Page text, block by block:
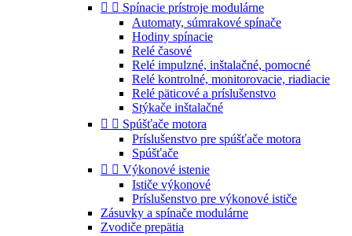
  Spínacie prístroje modulárne
Automaty, súmrakové spínače
Hodiny spínacie
Relé časové
Relé impulzné, inštalačné, pomocné
Relé kontrolné, monitorovacie, riadiacie
Relé päticové a príslušenstvo
Stýkače inštalačné
  Spúšťače motora
Príslušenstvo pre spúšťače motora
Spúšťače
  Výkonové istenie
Ističe výkonové
Príslušenstvo pre výkonové ističe
Zásuvky a spínače modulárne
Zvodiče prepätia